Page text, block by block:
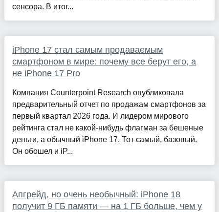
сенсора. В итог...
iPhone 17 стал самым продаваемым
смартфоном в мире: почему все берут его, а
не iPhone 17 Pro
Компания Counterpoint Research опубликовала
предварительный отчет по продажам смартфонов за
первый квартал 2026 года. И лидером мирового
рейтинга стал не какой-нибудь флагман за бешеные
деньги, а обычный iPhone 17. Тот самый, базовый.
Он обошел и iP...
Апгрейд, но очень необычный: iPhone 18
получит 9 ГБ памяти — на 1 ГБ больше, чем у